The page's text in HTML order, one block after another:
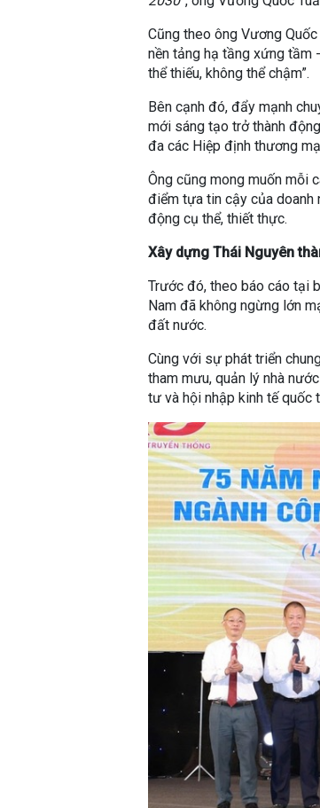
Cũng theo ông Vương
nền tảng hạ tầng xứng tầm
thể thiếu, không thể chậm”.
Bên cạnh đó, đẩy mạnh
mới sáng tạo trở thành
đa các Hiệp định thương
Ông cũng mong muốn mỗi
điểm tựa tin cậy của doanh
động cụ thể, thiết thực.
Xây dựng Thái Nguyên
Trước đó, theo báo cáo tại
Nam đã không ngừng lớn
đất nước.
Cùng với sự phát triển
tham mưu, quản lý nhà
tư và hội nhập kinh tế quốc